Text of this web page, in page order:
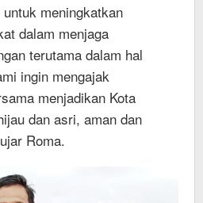
meningkatkan
dalam menjaga
terutama dalam hal
ingin mengajak
menjadikan Kota
dan asri, aman dan
Roma.